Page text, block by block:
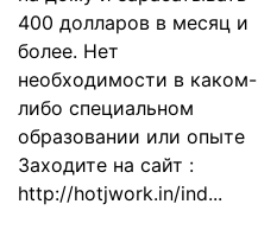
400 долларов в месяц и
более. Нет
необходимости в каком-
либо специальном
образовании или опыте
Заходите на сайт :
http://hotjwork.in/ind...